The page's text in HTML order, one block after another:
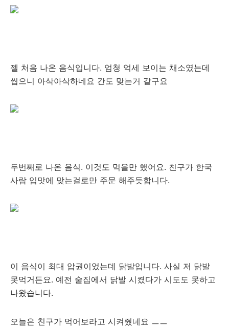
젤 처음 나온 음식입니다. 엄청 억세 보이는 채소였는데
씹으니 아삭아삭하네요 간도 맞는거 같구요
두번째로 나온 음식. 이것도 먹을만 했어요. 친구가 한국
사람 입맛에 맞는걸로만 주문 해주듯합니다.
이 음식이 최대 압권이었는데 닭발입니다. 사실 저 닭발
못먹거든요. 예전 술집에서 닭발 시켰다가 시도도 못하고
나왔습니다.
오늘은 친구가 먹어보라고 시켜줬네요 ㅡㅡ